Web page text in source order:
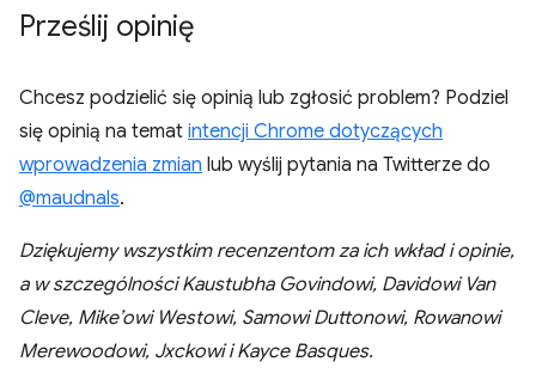
Prześlij opinię
Chcesz podzielić się opinią lub zgłosić problem? Podziel
się opinią na temat intencji Chrome dotyczących
wprowadzenia zmian lub wyślij pytania na Twitterze do
@maudnals.
Dziękujemy wszystkim recenzentom za ich wkład i opinie,
a w szczególności Kaustubha Govindowi, Davidowi Van
Cleve, Mike’owi Westowi, Samowi Duttonowi, Rowanowi
Merewoodowi, Jxckowi i Kayce Basques.